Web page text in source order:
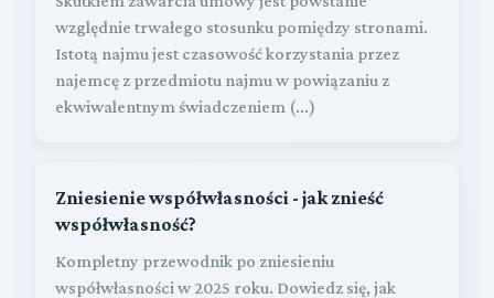
względnie trwałego stosunku pomiędzy stronami.
Istotą najmu jest czasowość korzystania przez
najemcę z przedmiotu najmu w powiązaniu z
ekwiwalentnym świadczeniem (...)
Zniesienie współwłasności - jak znieść
współwłasność?
Kompletny przewodnik po zniesieniu
współwłasności w 2025 roku. Dowiedz się, jak